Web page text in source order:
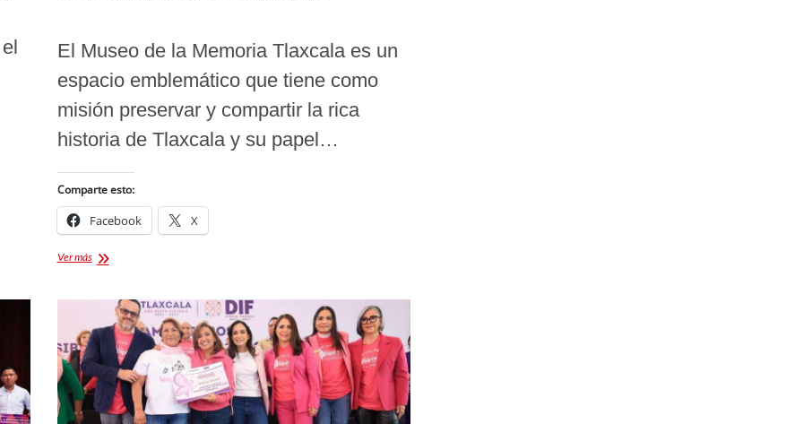
El Museo de la Memoria Tlaxcala es un
espacio emblemático que tiene como
misión preservar y compartir la rica
historia de Tlaxcala y su papel…
Comparte esto:
Facebook X
Ver másRaíces
Historia
Museo
de
Memoria
en
Tlaxcala